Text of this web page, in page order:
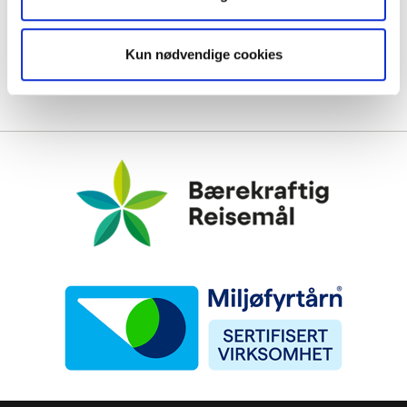
Kun nødvendige cookies
Bærekraftig Reisemål
Miljøfyrtårn